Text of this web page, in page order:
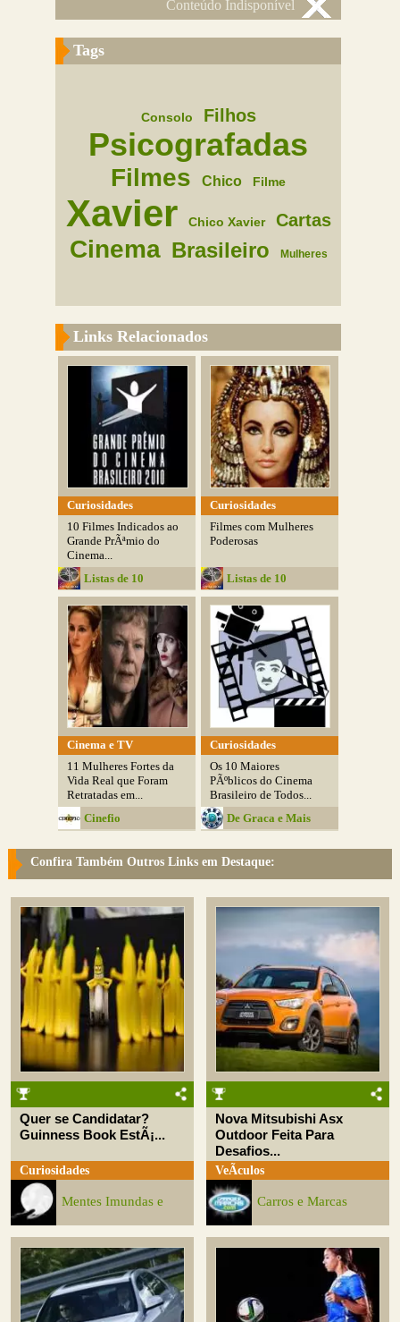
Conteúdo Indisponível
Tags
Consolo Filhos
Psicografadas
Filmes Chico Filme
Xavier Chico Xavier Cartas
Cinema Brasileiro Mulheres
Links Relacionados
Curiosidades
10 Filmes Indicados ao
Grande PrÃªmio do
Cinema...
Listas de 10
Curiosidades
Filmes com Mulheres
Poderosas
Listas de 10
Cinema e TV
11 Mulheres Fortes da
Vida Real que Foram
Retratadas em...
Cinefio
Curiosidades
Os 10 Maiores
PÃºblicos do Cinema
Brasileiro de Todos...
De Graca e Mais
Confira Também Outros Links em Destaque:
Quer se Candidatar?
Guinness Book EstÃ¡...
Curiosidades
Mentes Imundas e
Nova Mitsubishi Asx
Outdoor Feita Para
Desafios...
VeÃ­culos
Carros e Marcas